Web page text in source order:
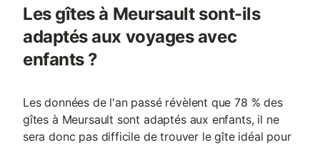
Les gîtes à Meursault sont-ils
adaptés aux voyages avec
enfants ?
Les données de l'an passé révèlent que 78 % des
gîtes à Meursault sont adaptés aux enfants, il ne
sera donc pas difficile de trouver le gîte idéal pour